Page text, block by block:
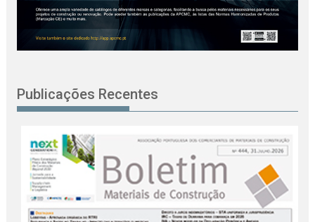
Publicações Recentes